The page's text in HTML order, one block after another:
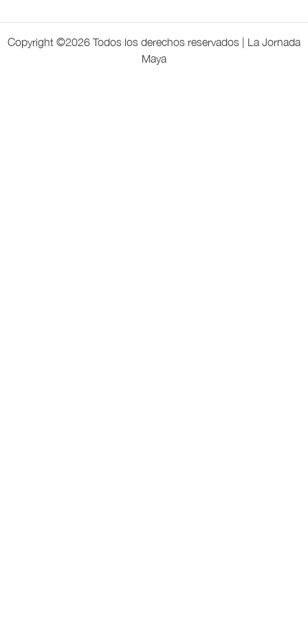
Copyright ©2026 Todos los derechos reservados | La Jornada
Maya